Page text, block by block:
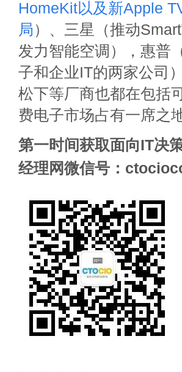
HomeKit以及新Apple
局 ）、三星（推动
发力智能空调），惠普
子和企业IT的两家公司
松下等厂商也都在包括
费电子市场占有一席之地
第一时间获取面向IT决
经理网微信号：